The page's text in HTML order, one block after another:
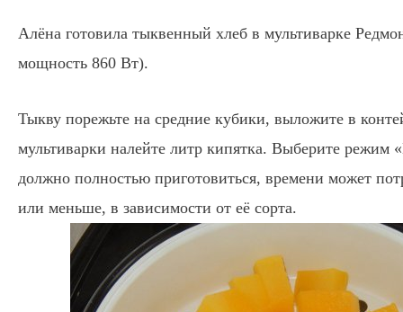
Алёна готовила тыквенный хлеб в мультиварке
мощность 860 Вт).
Тыкву порежьте на средние кубики, выложите в
мультиварки налейте литр кипятка. Выберите режим
должно полностью приготовиться, времени может
или меньше, в зависимости от её сорта.